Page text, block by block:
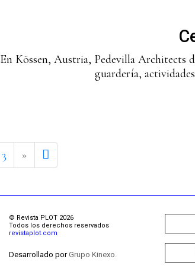
En Kössen, Austria, Pedevilla Architects
guardería,
3 » Next page
© Revista PLOT 2026
Todos los derechos reservados
revistaplot.com
Desarrollado porGrupo Kinexo.